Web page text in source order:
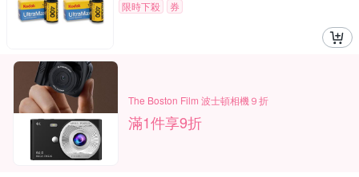
限時下殺
券
The Boston Film 波士頓相機９折
滿1件享9折